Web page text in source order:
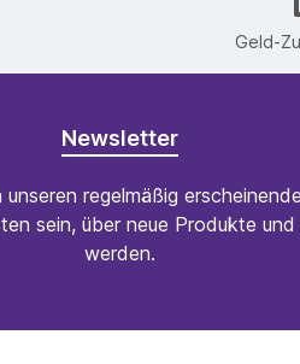
Geld-
Newsletter
unseren regelmäßig
sein, über neue Produkte
werden.